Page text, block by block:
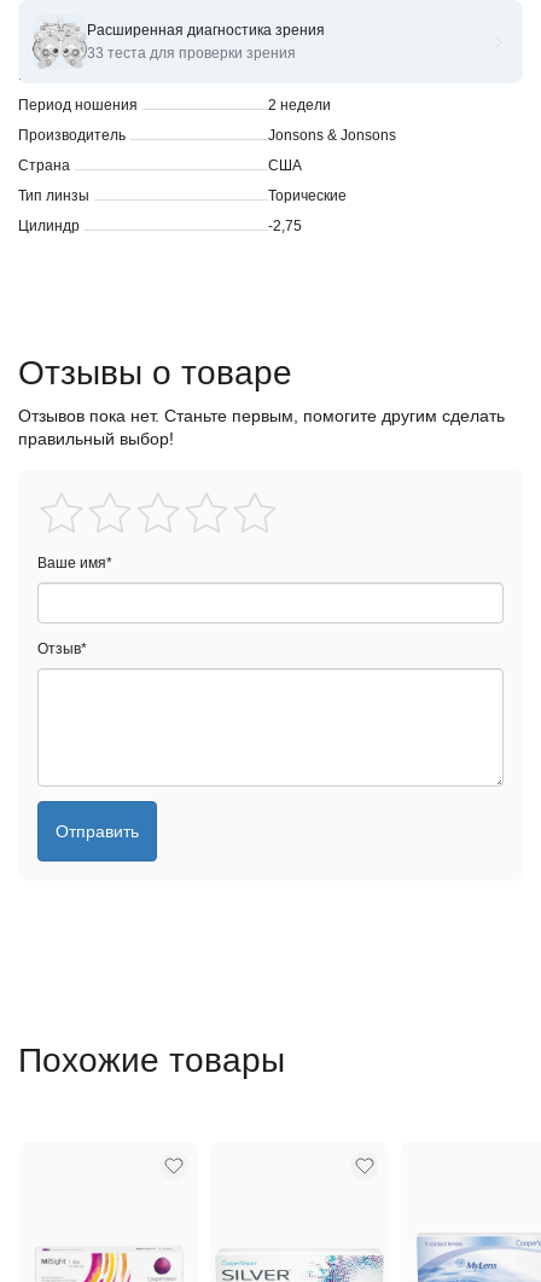
Характеристики
Бренд
Период ношения
2 недели
Производитель
Jonsons & Jonsons
Страна
США
Тип линзы
Торические
Цилиндр
-2,75
Расширенная диагностика зрения
33 теста для проверки зрения
Отзывы о товаре
Отзывов пока нет. Станьте первым, помогите другим сделать
правильный выбор!
Ваше имя*
Отзыв*
Отправить
Похожие товары